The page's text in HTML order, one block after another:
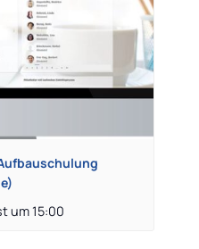
um 15:00